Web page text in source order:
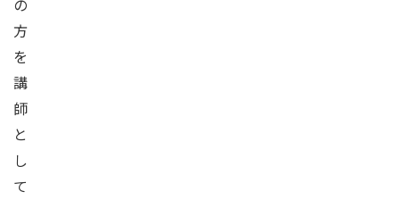
の
方
を
講
師
と
し
て